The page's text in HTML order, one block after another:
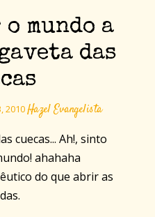
mundo a
das
2010Hazel Evangelista
cuecas... Ah!, sinto
ahahaha
do que abrir as